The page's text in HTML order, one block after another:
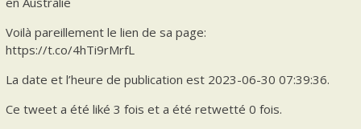
Voilà pareillement le lien de sa page:
https://t.co/4hTi9rMrfL
La date et l’heure de publication est 2023-06-30 07:39:36.
Ce tweet a été liké 3 fois et a été retwetté 0 fois.